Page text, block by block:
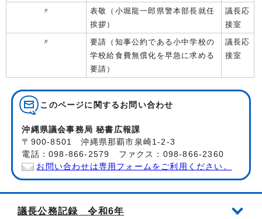
〃
表敬（小堀龍一郎県警本部長就任
挨拶）
議長応
接室
〃
要請（知事公約である小中学校の
学校給食費無償化を早急に求める
要請）
議長応
接室
このページに関する お問い合わせ
沖縄県議会事務局 秘書広報課
〒900-8501 沖縄県那覇市泉崎1-2-3
電話：098-866-2579 ファクス：098-866-2360
お問い合わせは専用フォームをご利用ください。
議長公務記録 令和6年